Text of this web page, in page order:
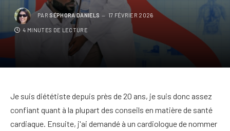
PAR SÉPHORA DANIELS 17 FÉVRIER 2026
4 MINUTES DE LECTURE
Je suis diététiste depuis près de 20 ans, je suis donc assez
confiant quant à la plupart des conseils en matière de santé
cardiaque. Ensuite, j'ai demandé à un cardiologue de nommer